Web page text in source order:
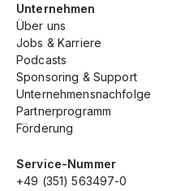
Service-Nummer
+49 (351) 563497-0
Unternehmen
Über uns
Jobs & Karriere
Podcasts
Sponsoring & Support
Unternehmensnachfolge
Partnerprogramm
Förderung